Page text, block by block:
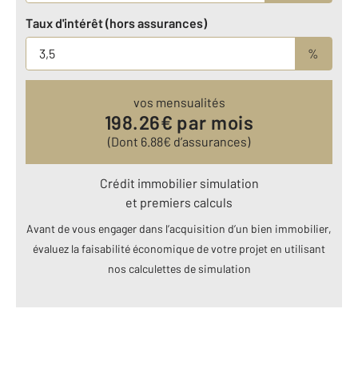
Taux d'intérêt (hors assurances)
%
vos mensualités
198.26€ par mois
(Dont 6.88€ d’assurances)
Crédit immobilier simulation
et premiers calculs
Avant de vous engager dans l’acquisition d’un bien immobilier,
évaluez la faisabilité économique de votre projet en utilisant
nos calculettes de simulation